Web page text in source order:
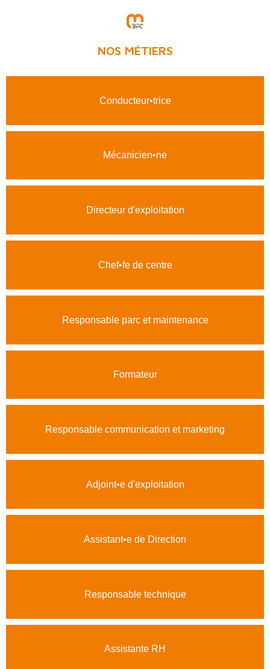
NOS MÉTIERS
Conducteur•trice
Mécanicien•ne
Directeur d'exploitation
Chef•fe de centre
Responsable parc et maintenance
Formateur
Responsable communication et marketing
Adjoint•e d'exploitation
Assistant•e de Direction
Responsable technique
Assistante RH